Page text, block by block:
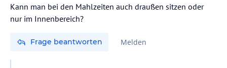
Kann man bei den Mahlzeiten auch draußen sitzen oder
nur im Innenbereich?
Frage beantworten Melden